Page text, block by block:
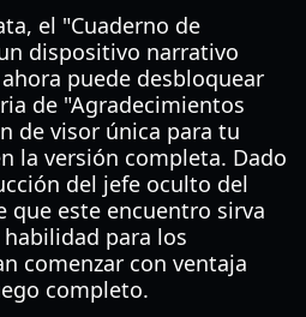
el "Cuaderno de
dispositivo narrativo
puede desbloquear
de "Agradecimientos
de visor única para tu
la versión completa. Dado
del jefe oculto del
que este encuentro sirva
para los
comenzar con ventaja
completo.